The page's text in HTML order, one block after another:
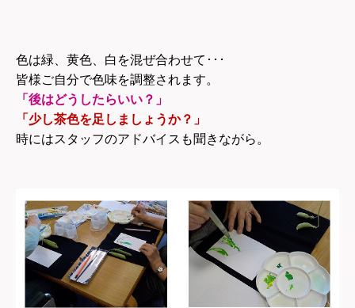
色は緑、黄色、白を混ぜ合わせて･･･
皆様ご自分で色味を調整されます。
「後はどうしたらいい？」
「少し茶色を足しましょうか？」
時にはスタッフのアドバイスも聞きながら。